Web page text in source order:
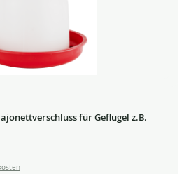
für Geflügel z.B.